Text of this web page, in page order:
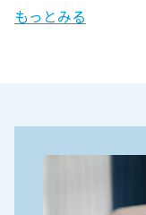
もっとみる